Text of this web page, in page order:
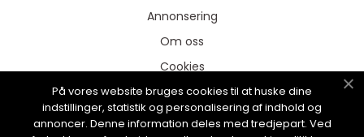
Annonsering
Om oss
Cookies
Kontakta oss
Sitemap
På vores website bruges cookies til at huske dine
indstillinger, statistik og personalisering af indhold og
annoncer. Denne information deles med tredjepart. Ved